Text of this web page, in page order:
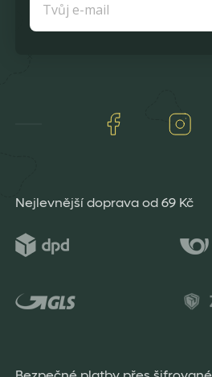
Facebook
Nejlevnější doprava od 69 Kč